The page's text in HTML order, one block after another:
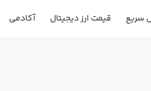
سریع قیمت ارز دیجیتال آکادمی